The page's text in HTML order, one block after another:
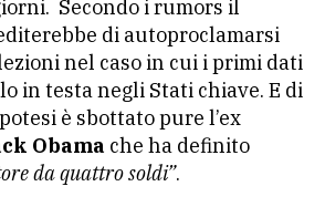
Secondo i rumors il
di autoproclamarsi
nel caso in cui i primi dati
in testa negli Stati chiave. E di
è sbottato pure l’ex
Obama che ha definito
da quattro soldi”.